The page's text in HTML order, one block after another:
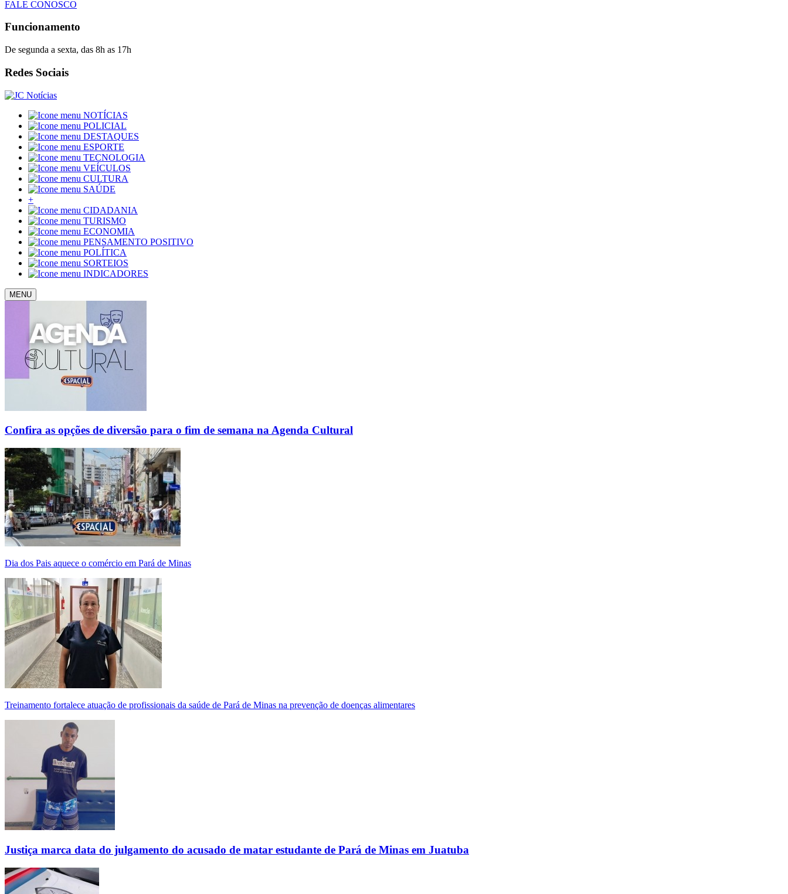
FALE CONOSCO
Funcionamento
De segunda a sexta, das 8h as 17h
Redes Sociais
NOTÍCIAS
POLICIAL
DESTAQUES
ESPORTE
TECNOLOGIA
VEÍCULOS
CULTURA
SAÚDE
+
CIDADANIA
TURISMO
ECONOMIA
PENSAMENTO POSITIVO
POLÍTICA
SORTEIOS
INDICADORES
MENU
Confira as opções de diversão para o fim de semana na Agenda Cultural
Dia dos Pais aquece o comércio em Pará de Minas
Treinamento fortalece atuação de profissionais da saúde de Pará de Minas na prevenção de doenças alimentares
Justiça marca data do julgamento do acusado de matar estudante de Pará de Minas em Juatuba